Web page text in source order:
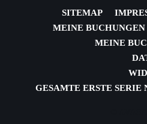
SITEMAP
MEINE BUCHUNGEN
MEINE
GESAMTE ERSTE SERIE